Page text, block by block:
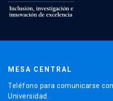
MESA CENTRAL
Teléfono para comunicarse
Universidad.